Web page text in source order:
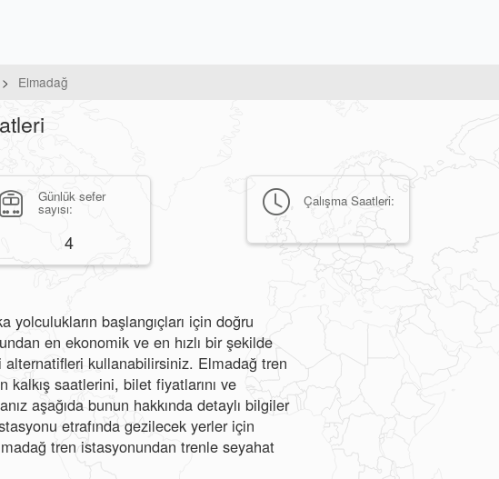
Elmadağ
Günlük sefer
sayısı:
4
Çalışma Saatleri:
yolculukların başlangıçları için doğru
en ekonomik ve en hızlı bir şekilde
alternatifleri kullanabilirsiniz. Elmadağ tren
saatlerini, bilet fiyatlarını ve
aşağıda bunun hakkında detaylı bilgiler
etrafında gezilecek yerler için
tren istasyonundan trenle seyahat